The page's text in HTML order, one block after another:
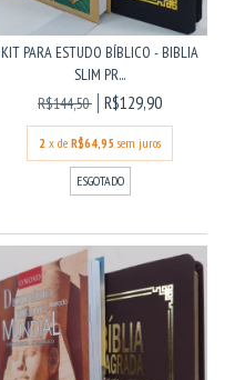
KIT PARA ESTUDO BÍBLICO - BIBLIA
SLIM PR...
R$144,50
R$129,90
2 x de R$64,95 sem juros
ESGOTADO